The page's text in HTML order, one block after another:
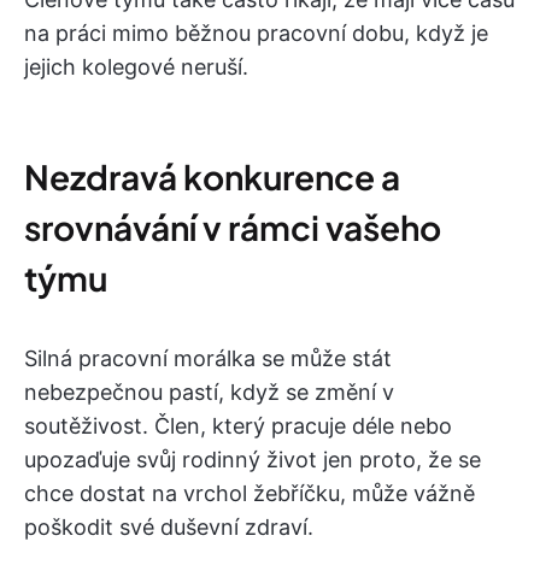
na práci mimo běžnou pracovní dobu, když je
jejich kolegové neruší.
Nezdravá konkurence a
srovnávání v rámci vašeho
týmu
Silná pracovní morálka se může stát
nebezpečnou pastí, když se změní v
soutěživost. Člen, který pracuje déle nebo
upozaďuje svůj rodinný život jen proto, že se
chce dostat na vrchol žebříčku, může vážně
poškodit své duševní zdraví.